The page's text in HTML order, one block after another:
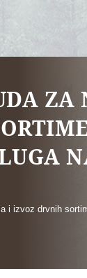
izvoz drvnih